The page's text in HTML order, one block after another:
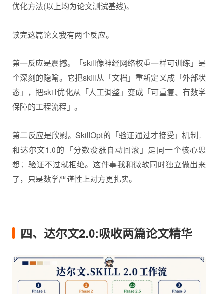
优化方法(以上均为论文测试基线)。
读完这篇论文我有两个反应。
第一反应是震撼。「skill像神经网络权重一样可训练」是
个深刻的隐喻。它把skill从「文档」重新定义成「外部状
态」，把skill优化从「人工调整」变成「可重复、有数学
保障的工程流程」。
第二反应是欣慰。SkillOpt的「验证通过才接受」机制，
和达尔文1.0的「分数没涨自动回滚」是同一个核心思
想：验证不过就拒绝。这件事我和微软同时独立做出来
了，只是数学严谨性上对方更扎实。
四、达尔文2.0:吸收两篇论文精华